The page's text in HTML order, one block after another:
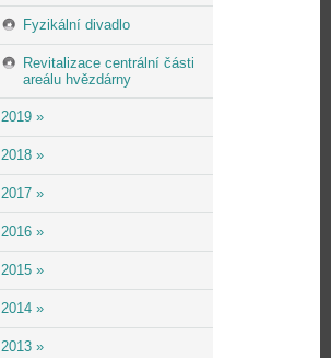
Fyzikální divadlo
Revitalizace centrální části
areálu hvězdárny
2019 »
2018 »
2017 »
2016 »
2015 »
2014 »
2013 »